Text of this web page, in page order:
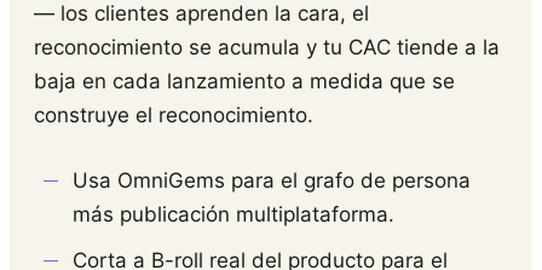
— los clientes aprenden la cara, el
reconocimiento se acumula y tu CAC tiende a la
baja en cada lanzamiento a medida que se
construye el reconocimiento.
Usa OmniGems para el grafo de persona
más publicación multiplataforma.
Corta a B-roll real del producto para el